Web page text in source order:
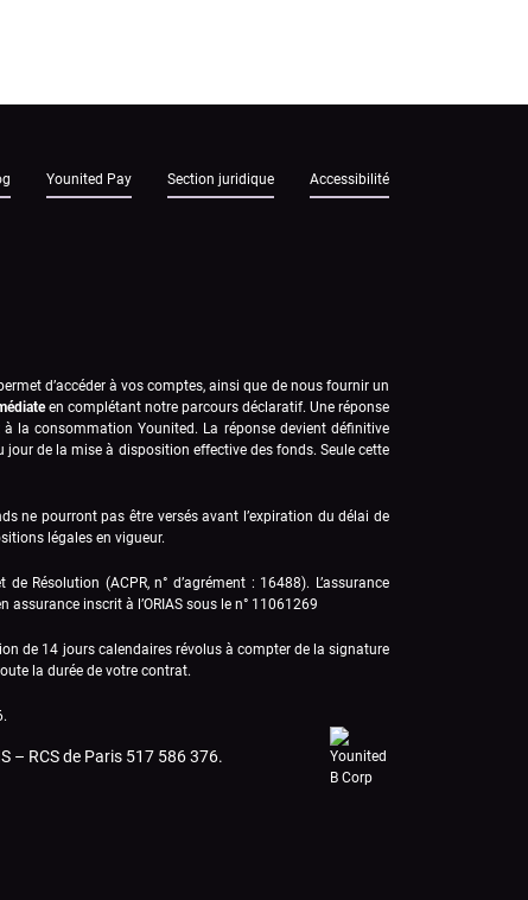
Younited Pay Section juridique Accessibilité
d’accéder à vos comptes, ainsi que de nous fournir un
en complétant notre parcours déclaratif. Une réponse
la consommation Younited. La réponse devient définitive
de la mise à disposition effective des fonds. Seule cette
ne pourront pas être versés avant l’expiration du délai de
légales en vigueur.
Résolution (ACPR, n° d’agrément : 16488). L’assurance
inscrit à l’ORIAS sous le n° 11061269
de 14 jours calendaires révolus à compter de la signature
la durée de votre contrat.
.
– RCS de Paris 517 586 376.